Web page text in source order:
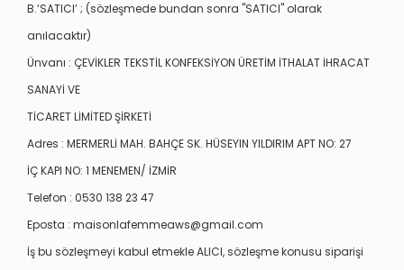
B.‘SATICI’ ; (sözleşmede bundan sonra "SATICI" olarak
anılacaktır)
Ünvanı : ÇEVİKLER TEKSTİL KONFEKSİYON ÜRETİM İTHALAT İHRACAT
SANAYİ VE
TİCARET LİMİTED ŞİRKETİ
Adres : MERMERLİ MAH. BAHÇE SK. HÜSEYIN YILDIRIM APT NO: 27
İÇ KAPI NO: 1 MENEMEN/ İZMİR
Telefon : 0530 138 23 47
Eposta : maisonlafemmeaws@gmail.com
İş bu sözleşmeyi kabul etmekle ALICI, sözleşme konusu siparişi